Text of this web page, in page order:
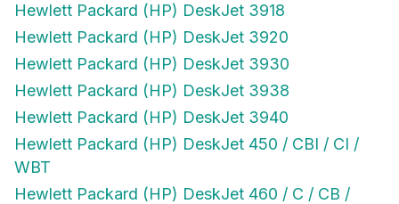
Hewlett Packard (HP) DeskJet 3918
Hewlett Packard (HP) DeskJet 3920
Hewlett Packard (HP) DeskJet 3930
Hewlett Packard (HP) DeskJet 3938
Hewlett Packard (HP) DeskJet 3940
Hewlett Packard (HP) DeskJet 450 / CBI / CI /
WBT
Hewlett Packard (HP) DeskJet 460 / C / CB /